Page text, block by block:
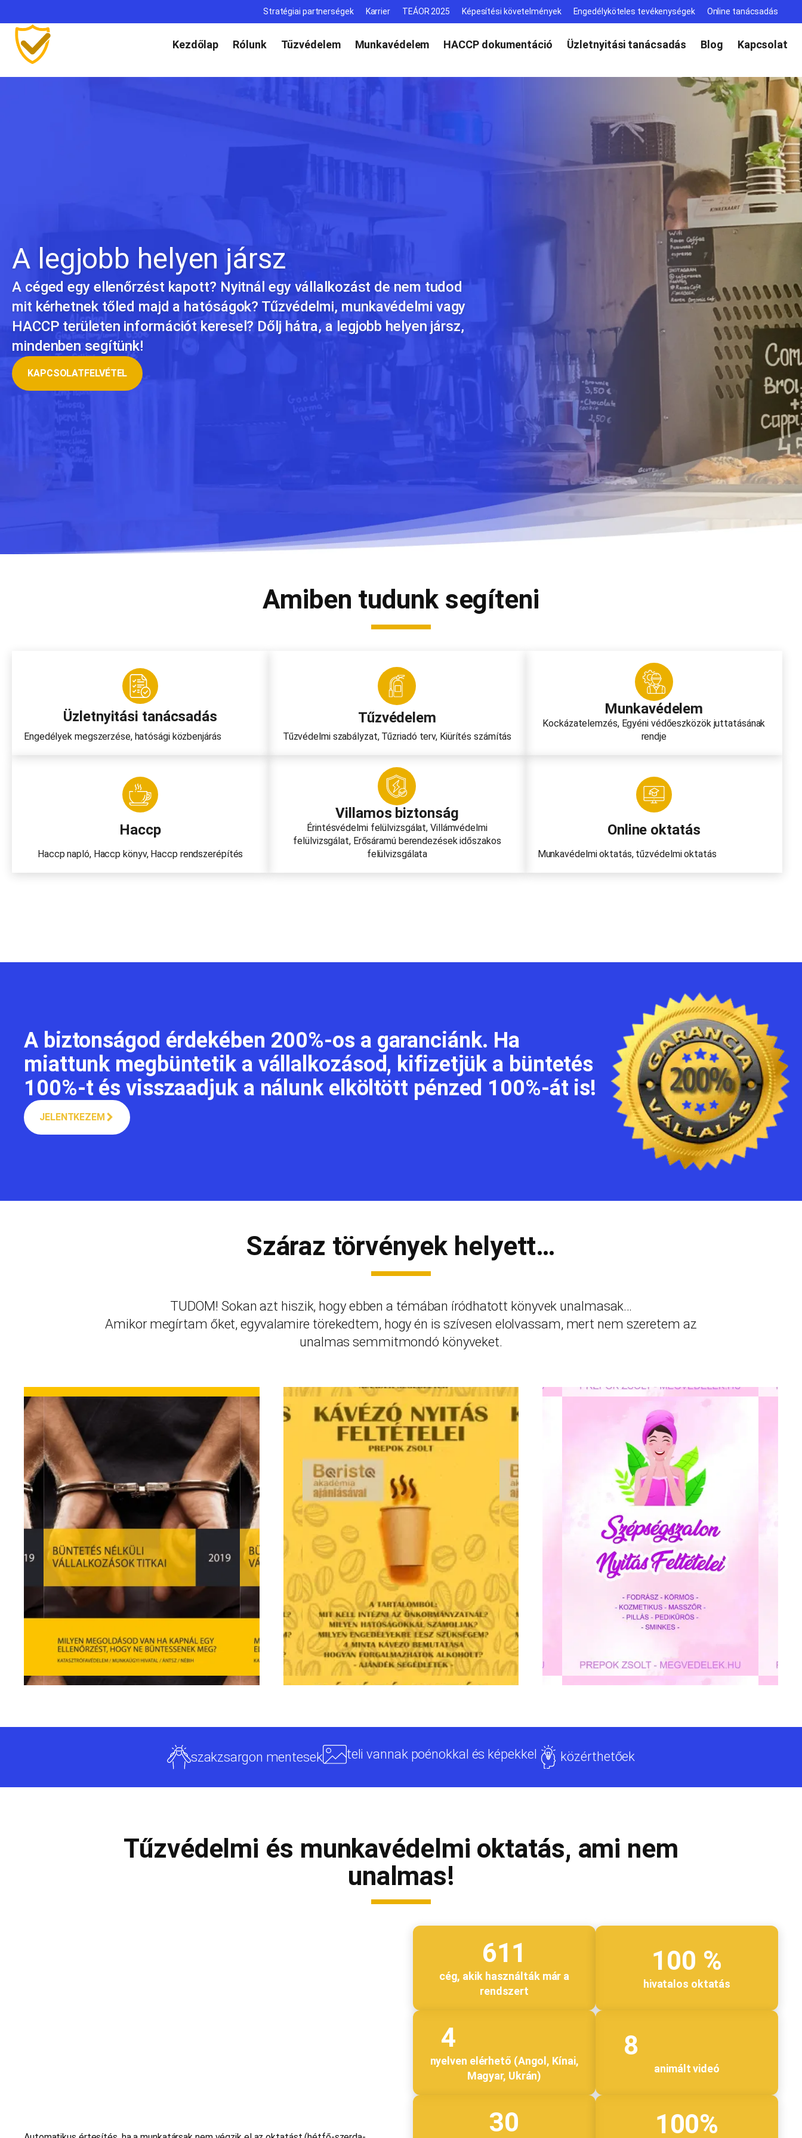
Stratégiai partnerségek Karrier TEÁOR 2025 Képesítési követelmények Engedélyköteles tevékenységek Online tanácsadás
Kezdőlap Rólunk Tűzvédelem Munkavédelem HACCP dokumentáció Üzletnyitási tanácsadás Blog Kapcsolat
A legjobb helyen jársz
A céged egy ellenőrzést kapott? Nyitnál egy vállalkozást de nem tudod
mit kérhetnek tőled majd a hatóságok? Tűzvédelmi, munkavédelmi vagy
HACCP területen információt keresel? Dőlj hátra, a legjobb helyen jársz,
mindenben segítünk!
KAPCSOLATFELVÉTEL
Amiben tudunk segíteni
Üzletnyitási tanácsadás
Engedélyek megszerzése, hatósági közbenjárás
Tűzvédelem
Tűzvédelmi szabályzat, Tűzriadó terv, Kiürítés számítás
Munkavédelem
Kockázatelemzés, Egyéni védőeszközök juttatásának
rendje
Haccp
Haccp napló, Haccp könyv, Haccp rendszerépítés
Villamos biztonság
Érintésvédelmi felülvizsgálat, Villámvédelmi
felülvizsgálat, Erősáramú berendezések időszakos
felülvizsgálata
Online oktatás
Munkavédelmi oktatás, tűzvédelmi oktatás
A biztonságod érdekében 200%-os a garanciánk. Ha
miattunk megbüntetik a vállalkozásod, kifizetjük a büntetés
100%-t és visszaadjuk a nálunk elköltött pénzed 100%-át is!
JELENTKEZEM
Száraz törvények helyett…
TUDOM! Sokan azt hiszik, hogy ebben a témában íródhatott könyvek unalmasak…
Amikor megírtam őket, egyvalamire törekedtem, hogy én is szívesen elolvassam, mert nem szeretem az
unalmas semmitmondó könyveket.
This is a block of text. Double-click
this text to edit it.
INGYENES LETÖLTÉS
This is a block of text. Double-click
this text to edit it.
INGYENES LETÖLTÉS
This is a block of text. Double-click
this text to edit it.
INGYENES LETÖLTÉS
szakzsargon mentesek teli vannak poénokkal és képekkel közérthetőek
Tűzvédelmi és munkavédelmi oktatás, ami nem
unalmas!
611
cég, akik használták már a
rendszert
100 %
hivatalos oktatás
4
nyelven elérhető (Angol, Kínai,
Magyar, Ukrán)
8
animált videó
30 100%